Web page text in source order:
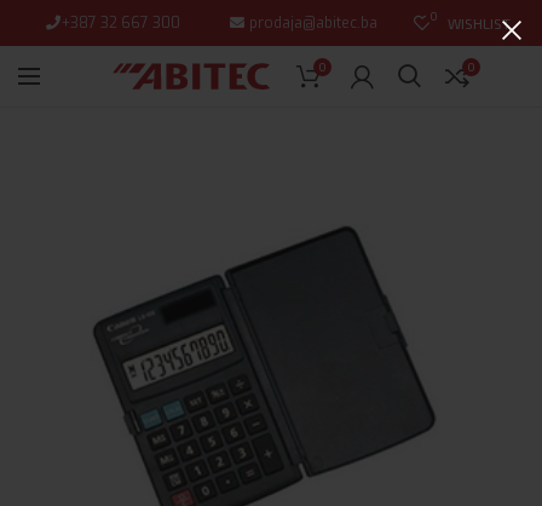
+387 32 667 300 prodaja@abitec.ba 0 WISHLIST
0 0